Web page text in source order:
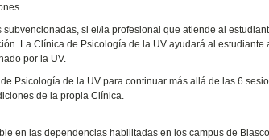
si el/la profesional que atiende al
La Clínica de Psicología de la UV ayudará al
por la UV.
Psicología de la UV para continuar más allá de las 6
de la propia Clínica.
en las dependencias habilitadas en los campus de